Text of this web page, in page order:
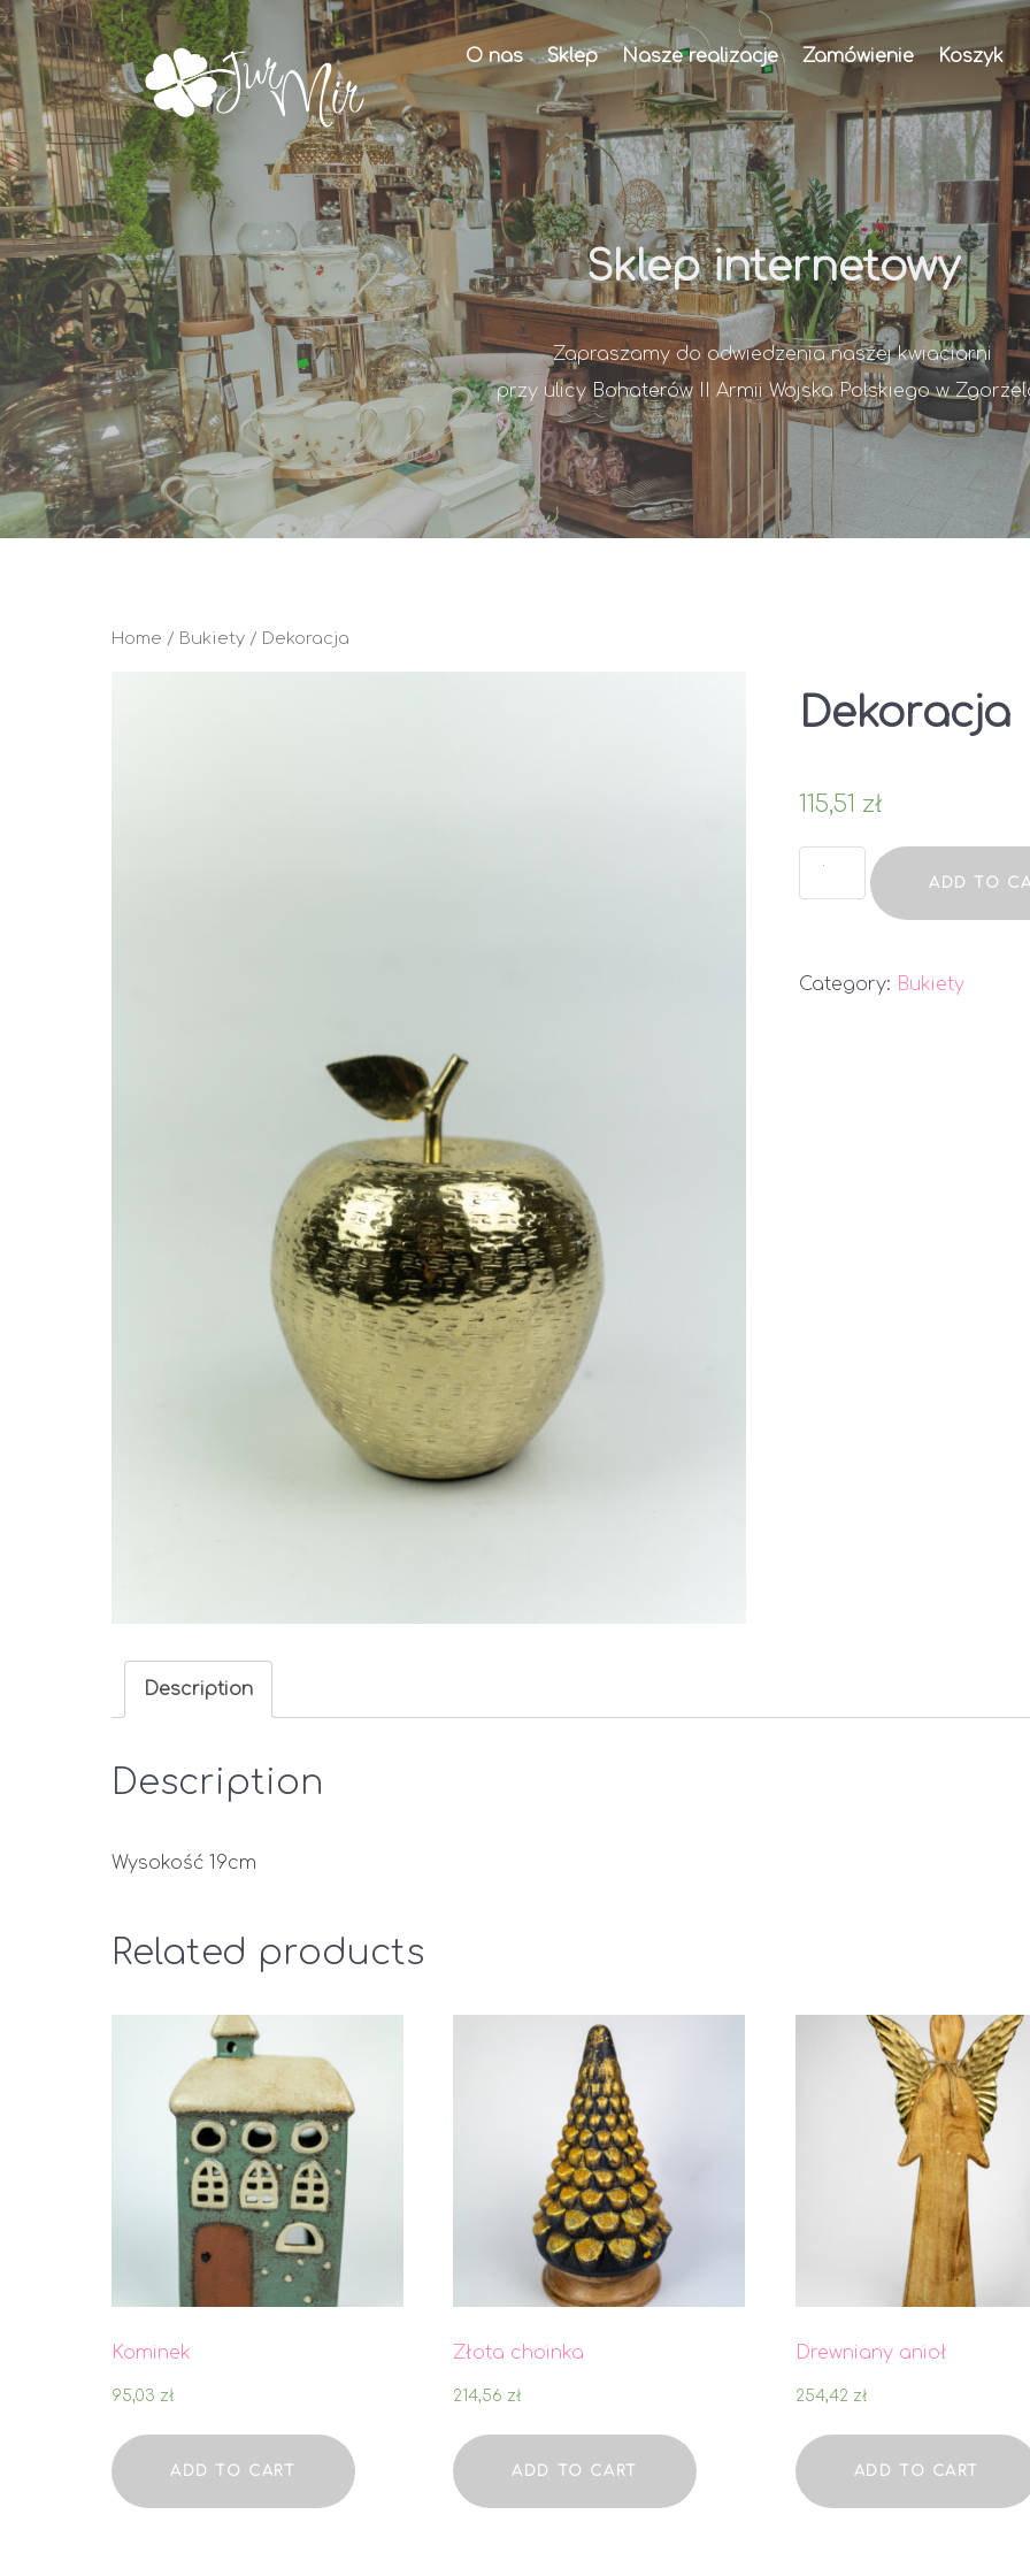
O nas Sklep Nasze realizacje Zamówienie Koszyk
Sklep internetowy
Zapraszamy do odwiedzenia naszej kwiaciarni
przy ulicy Bohaterów II Armii Wojska Polskiego w
Home / Bukiety / Dekoracja
Dekoracja
115,51 zł
Dekoracja
quantity
ADD TO
Category: Bukiety
Description
Description
Wysokość 19cm
Related products
Kominek
95,03 zł
ADD TO CART
Złota choinka
214,56 zł
ADD TO CART
Drewniany anioł
254,42 zł
ADD TO CART